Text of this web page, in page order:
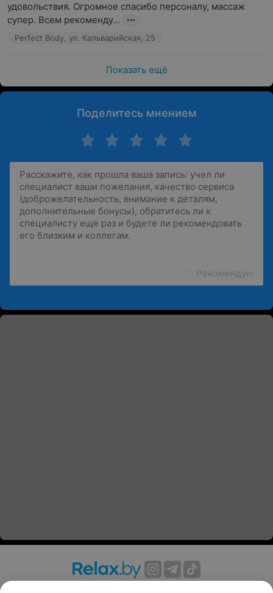
удовольствия. Огромное спасибо персоналу, массаж
супер. Всем рекоменду...
Perfect Body, ул. Кальварийская, 25
Показать ещё
Поделитесь мнением
Рекомендую